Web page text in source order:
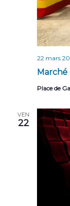
22 mars
Place de
VEN
22